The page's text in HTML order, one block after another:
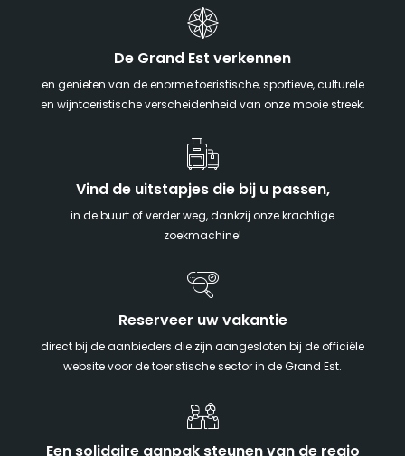
De Grand Est verkennen
en genieten van de enorme toeristische, sportieve, culturele
en wijntoeristische verscheidenheid van onze mooie streek.
Vind de uitstapjes die bij u passen,
in de buurt of verder weg, dankzij onze krachtige
zoekmachine!
Reserveer uw vakantie
direct bij de aanbieders die zijn aangesloten bij de officiële
website voor de toeristische sector in de Grand Est.